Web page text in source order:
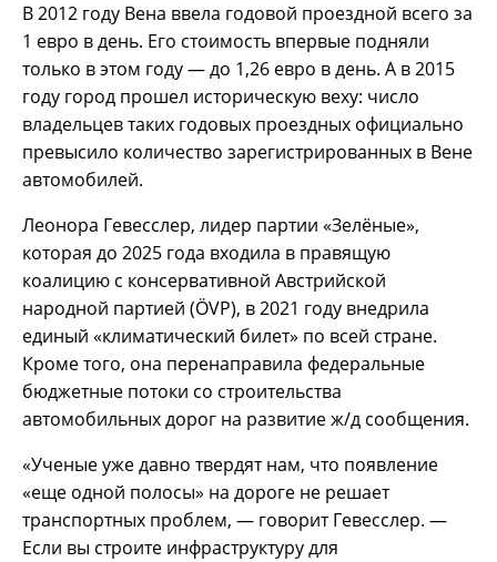
В 2012 году Вена ввела годовой проездной всего за
1 евро в день. Его стоимость впервые подняли
только в этом году — до 1,26 евро в день. А в 2015
году город прошел историческую веху: число
владельцев таких годовых проездных официально
превысило количество зарегистрированных в Вене
автомобилей.
Леонора Гевесслер, лидер партии «Зелёные»,
которая до 2025 года входила в правящую
коалицию с консервативной Австрийской
народной партией (ÖVP), в 2021 году внедрила
единый «климатический билет» по всей стране.
Кроме того, она перенаправила федеральные
бюджетные потоки со строительства
автомобильных дорог на развитие ж/д сообщения.
«Ученые уже давно твердят нам, что появление
«еще одной полосы» на дороге не решает
транспортных проблем, — говорит Гевесслер. —
Если вы строите инфраструктуру для